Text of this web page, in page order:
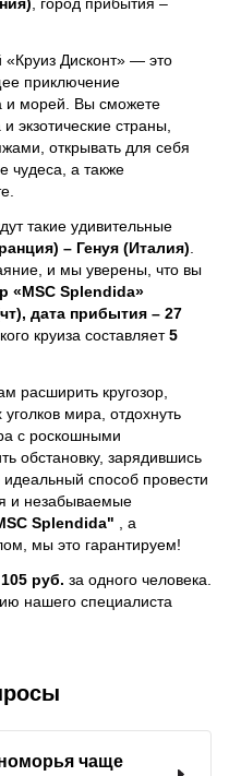
Дисконт» — это
приключение
и морей. Вы сможете
экзотические страны,
открывать для себя
чудеса, а также
такие удивительные
– Генуя (Италия)
и мы уверены, что вы
«MSC Splendida»
дата прибытия – 27
круиза составляет5
расширить кругозор,
мира, отдохнуть
с роскошными
обстановку, зарядившись
способ провести
и незабываемые
Splendida"
, a
мы это гарантируем!
руб. за одного человека.
нашего специалиста
чаще